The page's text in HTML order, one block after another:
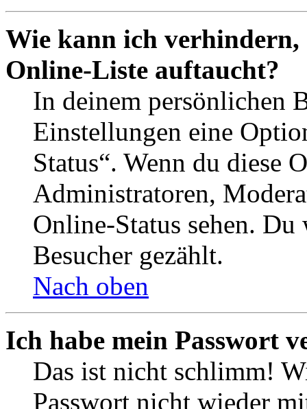
Wie kann ich verhindern,
Online-Liste auftaucht?
In deinem persönlichen
Einstellungen eine
Status“. Wenn du diese
Administratoren,
Online-Status sehen.
Besucher gezählt.
Nach oben
Ich habe mein Passwort
Das ist nicht schlimm!
Passwort nicht wieder